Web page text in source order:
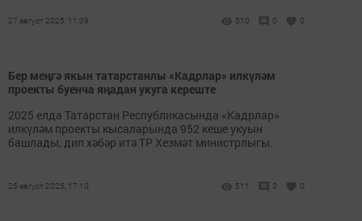
27 август 2025, 11:39 510 0 0
Бер меңгә якын татарстанлы «Кадрлар» илкүләм
проекты буенча яңадан укуга кереште
2025 елда Татарстан Республикасында «Кадрлар»
илкүләм проекты кысаларында 952 кеше укуын
башлады, дип хәбәр итә ТР Хезмәт министрлыгы.
25 август 2025, 17:10 511 0 0